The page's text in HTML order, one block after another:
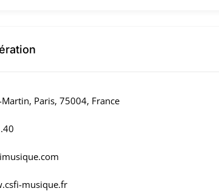
Martin, Paris, 75004, France
musique.fr